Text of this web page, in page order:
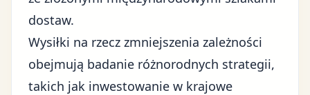
dostaw.
Wysiłki na rzecz zmniejszenia zależności
obejmują badanie różnorodnych strategii,
takich jak inwestowanie w krajowe